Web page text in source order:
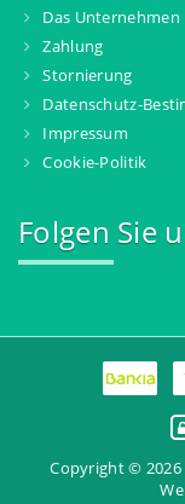
Das Unternehmen
Zahlung
Stornierung
Datenschutz-
Impressum
Cookie-Politik
Folgen Sie
Copyright © 2026